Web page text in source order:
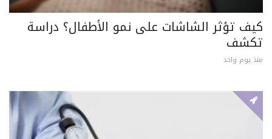
كيف تؤثر الشاشات على نمو الأطفال؟ دراسة
تكشف
منذ يوم واحد